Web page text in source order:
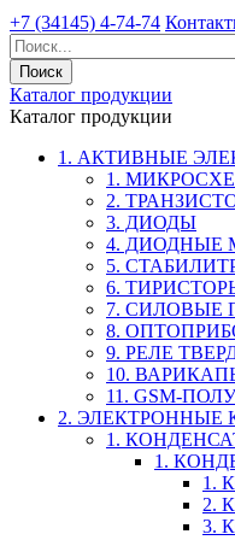
+7 (34145) 4-74-74
Каталог продукции
Каталог продукции
1. АКТИВНЫЕ
1.
2.
3. ДИОДЫ
4. ДИОДНЫЕ
5.
6.
7. СИЛОВЫЕ
8.
9. РЕЛЕ
10.
11. GSM-
2.
1.
1.
1.
2.
3.